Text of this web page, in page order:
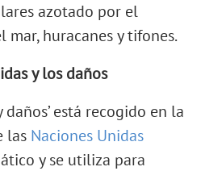
azotado por el
huracanes y tifones.
y los daños
está recogido en la
las Naciones Unidas
y se utiliza para